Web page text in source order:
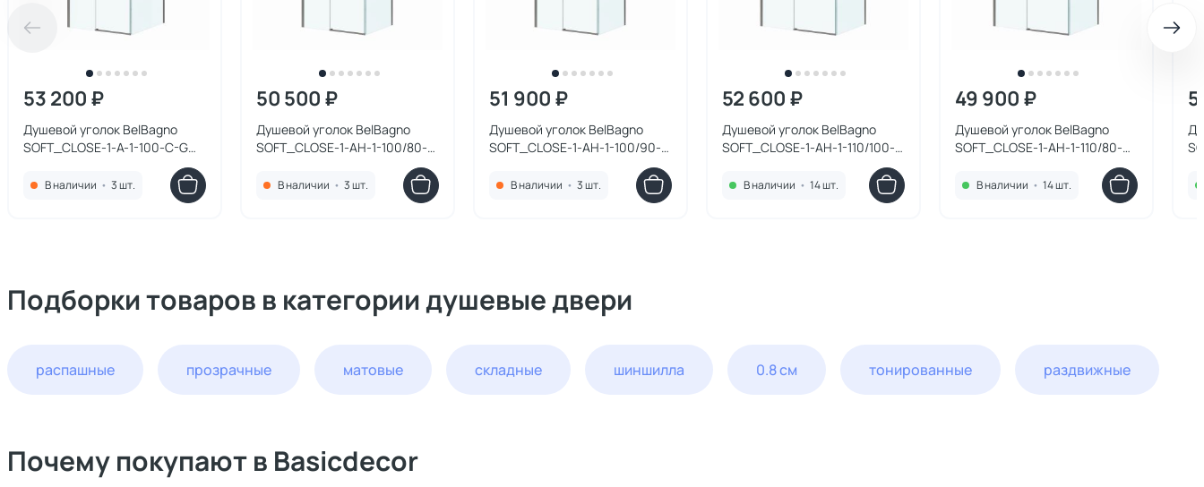
53 200 ₽
Душевой уголок BelBagno
SOFT_CLOSE-1-A-1-100-C-GM
профиль оружейная сталь,
стекло прозрачное 100x100
В наличии • 3 шт.
50 500 ₽
Душевой уголок BelBagno
SOFT_CLOSE-1-AH-1-100/80-
сталь, стекло прозрачное
В наличии • 3 шт.
51 900 ₽
Душевой уголок BelBagno
SOFT_CLOSE-1-AH-1-100/90-
сталь, стекло прозрачное
В наличии • 3 шт.
52 600 ₽
Душевой уголок BelBagno
SOFT_CLOSE-1-AH-1-110/100-
сталь, стекло прозрачное
В наличии • 14 шт.
49 900 ₽
Душевой уголок BelBagno
SOFT_CLOSE-1-AH-1-110/80-C-
GM профиль оружейная сталь,
стекло прозрачное 110x80
В наличии • 14 шт.
Подборки товаров в категории душевые двери
распашные прозрачные матовые складные шиншилла 0.8 см тонированные раздвижные
Почему покупают в Basicdecor